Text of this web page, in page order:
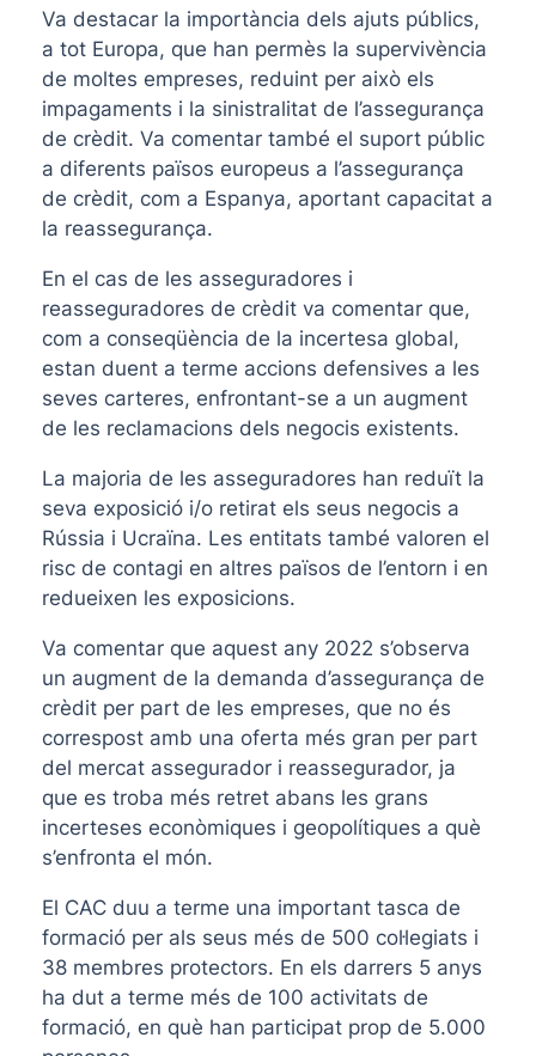
Va destacar la importància dels ajuts públics,
a tot Europa, que han permès la supervivència
de moltes empreses, reduint per això els
impagaments i la sinistralitat de l’assegurança
de crèdit. Va comentar també el suport públic
a diferents països europeus a l’assegurança
de crèdit, com a Espanya, aportant capacitat a
la reassegurança.
En el cas de les asseguradores i
reasseguradores de crèdit va comentar que,
com a conseqüència de la incertesa global,
estan duent a terme accions defensives a les
seves carteres, enfrontant-se a un augment
de les reclamacions dels negocis existents.
La majoria de les asseguradores han reduït la
seva exposició i/o retirat els seus negocis a
Rússia i Ucraïna. Les entitats també valoren el
risc de contagi en altres països de l’entorn i en
redueixen les exposicions.
Va comentar que aquest any 2022 s’observa
un augment de la demanda d’assegurança de
crèdit per part de les empreses, que no és
correspost amb una oferta més gran per part
del mercat assegurador i reassegurador, ja
que es troba més retret abans les grans
incerteses econòmiques i geopolítiques a què
s’enfronta el món.
El CAC duu a terme una important tasca de
formació per als seus més de 500 col·legiats i
38 membres protectors. En els darrers 5 anys
ha dut a terme més de 100 activitats de
formació, en què han participat prop de 5.000